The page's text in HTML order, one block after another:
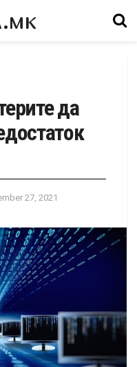
да
27, 2021